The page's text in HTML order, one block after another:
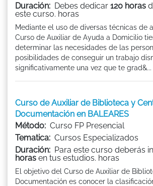
Duración: Debes dedicar 120 horas
este curso. horas
Mediante el uso de diversas técnicas de
Curso de Auxiliar de Ayuda a Domicilio
determinar las necesidades de las
posibilidades de conseguir un trabajo
significativamente una vez que te grad&...
Curso de Auxiliar de Biblioteca y
Documentación en BALEARES
Método: Curso FP Presencial
Tematica: Cursos Especializados
Duración: Para este curso deberás
horas en tus estudios. horas
El objetivo del Curso de Auxiliar de
Documentación es conocer la